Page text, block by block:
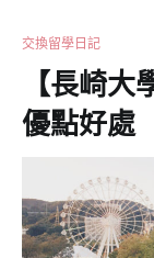
交換留學日記
【長崎
優點好處